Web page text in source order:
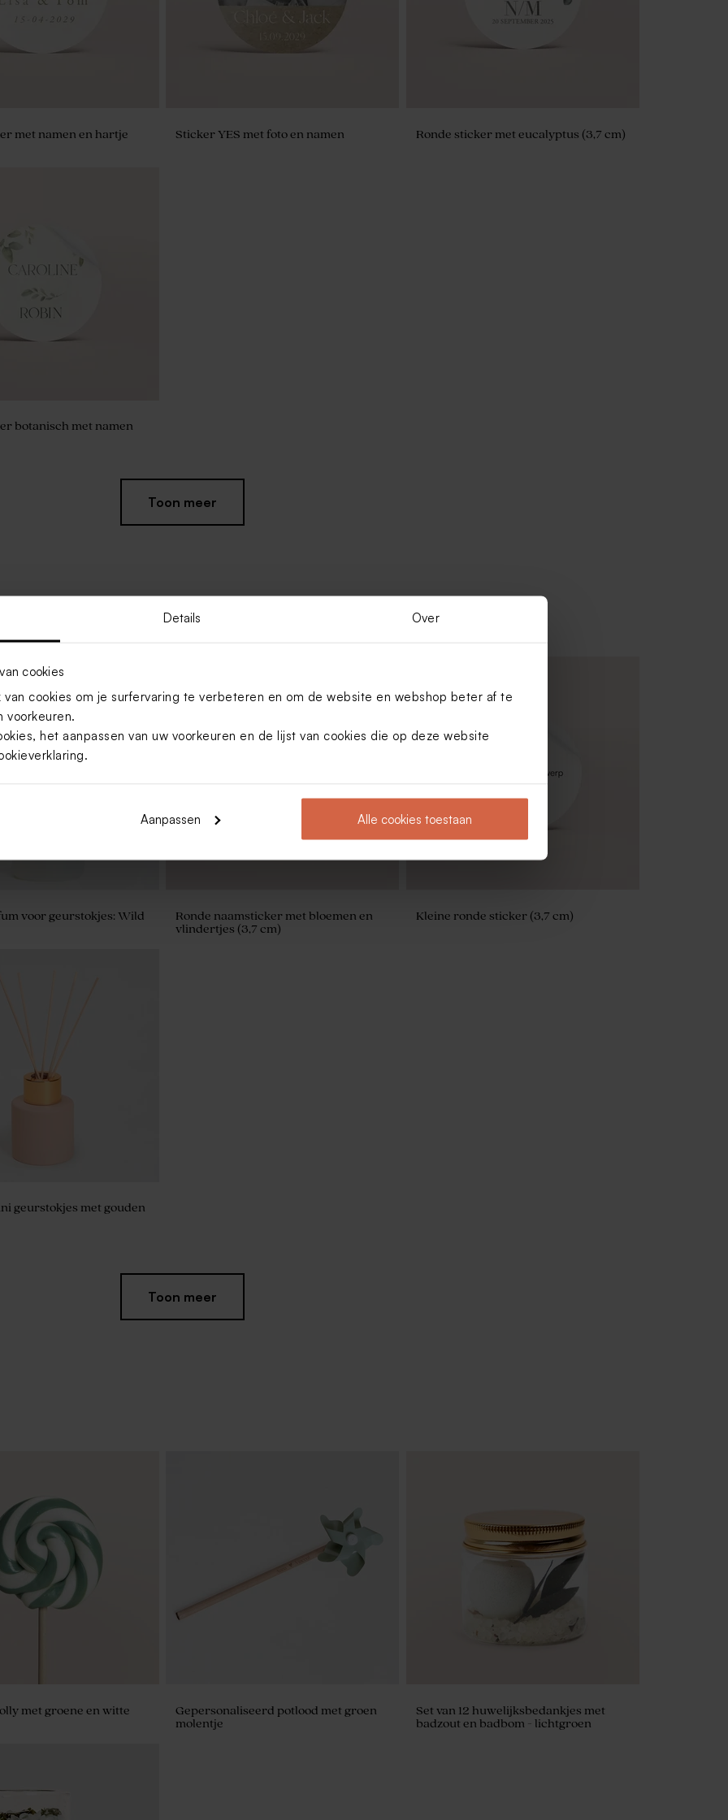
Details Over
cookies
cookies om je surfervaring te verbeteren en om de website en webshop beter af te
voorkeuren.
het aanpassen van uw voorkeuren en de lijst van cookies die op deze website
.
Aanpassen Alle cookies toestaan
met namen en hartje Sticker YES met foto en namen Ronde sticker met eucalyptus (3,7 cm)
botanisch met namen
met vintage
cm)
Rode sticker met namen en datum
Ronde naamsticker met roze bloemen
Toon meer
voor geurstokjes: Wild
Ronde naamsticker met bloemen en
vlindertjes (3,7 cm)
Kleine ronde sticker (3,7 cm)
geurstokjes met gouden
voor glazen met
Vulling parfum voor geurstokjes: Wild
Rond velvet traktatiedoosje groen met
jullie namen in het deksel gelaserd
Toon meer
met groene en witte
Gepersonaliseerd potlood met groen
molentje
Set van 12 huwelijksbedankjes met
badzout en badbom - lichtgroen